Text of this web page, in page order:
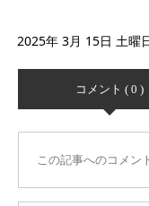
2025年 3月 15日 土曜
コメント ( 0 )
この記事へのコメン